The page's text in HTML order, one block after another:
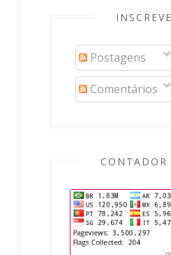
Postagens
Comentários